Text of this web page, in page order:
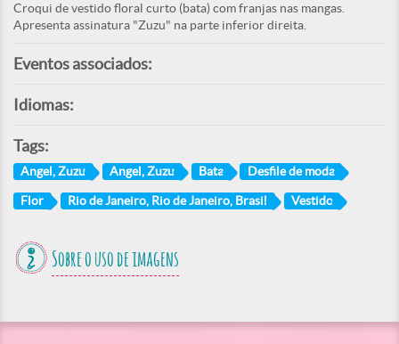
Croqui de vestido floral curto (bata) com franjas nas mangas.
Apresenta assinatura "Zuzu" na parte inferior direita.
Eventos associados:
Idiomas:
Tags:
Angel, Zuzu Angel, Zuzu Bata Desfile de moda
Flor Rio de Janeiro, Rio de Janeiro, Brasil Vestido
Sobre o uso de imagens